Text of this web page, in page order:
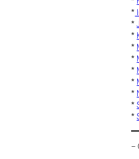
*
*
*
*
*
*
*
*
*
*
–